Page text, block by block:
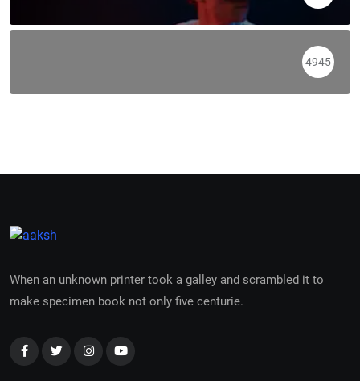
4945
When an unknown printer took a galley and scrambled it to
make specimen book not only five centurie.